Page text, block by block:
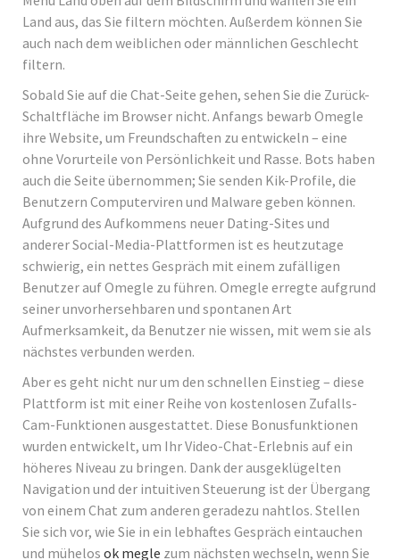
Land aus, das Sie filtern möchten. Außerdem können Sie
auch nach dem weiblichen oder männlichen Geschlecht
filtern.
Sobald Sie auf die Chat-Seite gehen, sehen Sie die Zurück-
Schaltfläche im Browser nicht. Anfangs bewarb Omegle
ihre Website, um Freundschaften zu entwickeln – eine
ohne Vorurteile von Persönlichkeit und Rasse. Bots haben
auch die Seite übernommen; Sie senden Kik-Profile, die
Benutzern Computerviren und Malware geben können.
Aufgrund des Aufkommens neuer Dating-Sites und
anderer Social-Media-Plattformen ist es heutzutage
schwierig, ein nettes Gespräch mit einem zufälligen
Benutzer auf Omegle zu führen. Omegle erregte aufgrund
seiner unvorhersehbaren und spontanen Art
Aufmerksamkeit, da Benutzer nie wissen, mit wem sie als
nächstes verbunden werden.
Aber es geht nicht nur um den schnellen Einstieg – diese
Plattform ist mit einer Reihe von kostenlosen Zufalls-
Cam-Funktionen ausgestattet. Diese Bonusfunktionen
wurden entwickelt, um Ihr Video-Chat-Erlebnis auf ein
höheres Niveau zu bringen. Dank der ausgeklügelten
Navigation und der intuitiven Steuerung ist der Übergang
von einem Chat zum anderen geradezu nahtlos. Stellen
Sie sich vor, wie Sie in ein lebhaftes Gespräch eintauchen
und mühelos ok megle zum nächsten wechseln, wenn Sie